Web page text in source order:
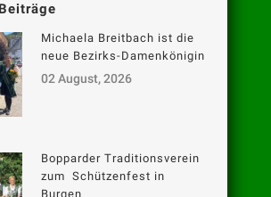
Michaela Breitbach ist die
neue Bezirks-Damenkönigin
02 August, 2026
Bopparder Traditionsverein
zum Schützenfest in
Burgen